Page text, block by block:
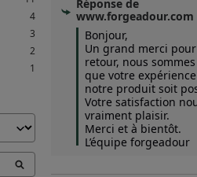
4
3
2
1
Réponse de
www.forgeadour.com
Bonjour,
Un grand merci
retour, nous
que votre
notre produit soit
Votre satisfaction
vraiment plaisir.
Merci et à bientôt.
L’équipe forgeadour